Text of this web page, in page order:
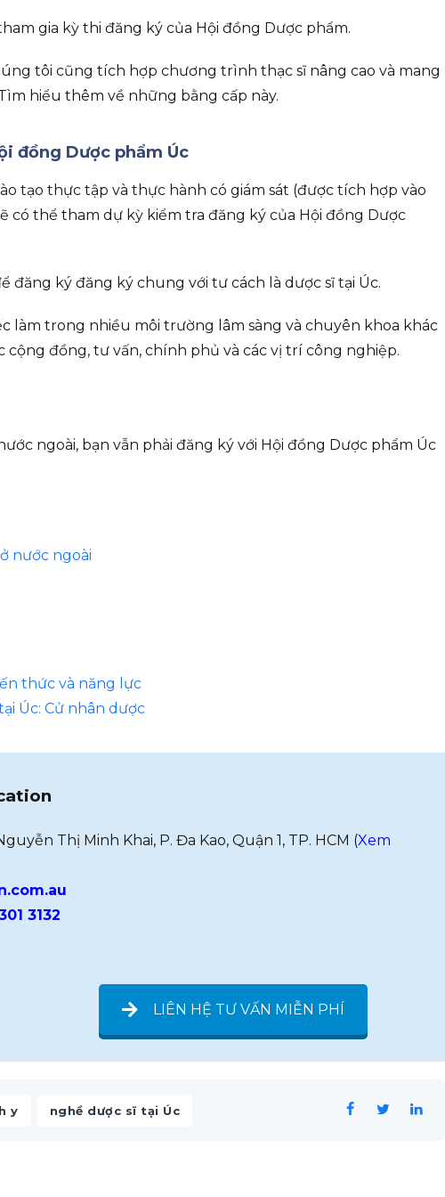
gia kỳ thi đăng ký của Hội đồng Dược phẩm.
tôi cũng tích hợp chương trình thạc sĩ nâng cao và mang
hiểu thêm về những bằng cấp này.
đồng Dược phẩm Úc
tạo thực tập và thực hành có giám sát (được tích hợp vào
có thể tham dự kỳ kiểm tra đăng ký của Hội đồng Dược
đăng ký đăng ký chung với tư cách là dược sĩ tại Úc.
làm trong nhiều môi trường lâm sàng và chuyên khoa khác
đồng, tư vấn, chính phủ và các vị trí công nghiệp.
ngoài, bạn vẫn phải đăng ký với Hội đồng Dược phẩm Úc
nước ngoài
thức và năng lực
Úc: Cử nhân dược
Thị Minh Khai, P. Đa Kao, Quận 1, TP. HCM (Xem
3132
LIÊN HỆ TƯ VẤN MIỄN PHÍ
y nghề dược sĩ tại Úc